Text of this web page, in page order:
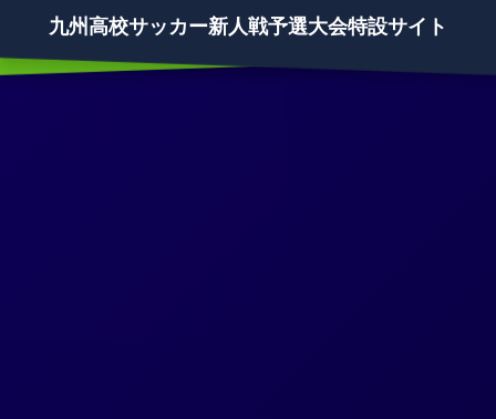
九州高校サッカー新人戦予選大会特設サイト